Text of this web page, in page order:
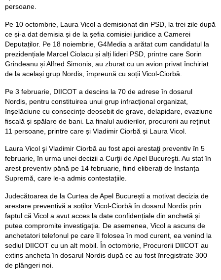
persoane.
Pe 10 octombrie, Laura Vicol a demisionat din PSD, la trei zile după
ce și-a dat demisia și de la șefia comisiei juridice a Camerei
Deputaților. Pe 18 noiembrie, G4Media a arătat cum candidatul la
prezidențiale Marcel Ciolacu și alți lideri PSD, printre care Sorin
Grindeanu și Alfred Simonis, au zburat cu un avion privat închiriat
de la același grup Nordis, împreună cu soții Vicol-Ciorbă.
Pe 3 februarie, DIICOT a descins la 70 de adrese în dosarul
Nordis, pentru constituirea unui grup infracțional organizat,
înșelăciune cu consecințe deosebit de grave, delapidare, evaziune
fiscală și spălare de bani. La finalul audierilor, procurorii au reținut
11 persoane, printre care și Vladimir Ciorbă și Laura Vicol.
Laura Vicol şi Vladimir Ciorbă au fost apoi arestaţi preventiv în 5
februarie, în urma unei decizii a Curţii de Apel Bucureşti. Au stat în
arest preventiv până pe 14 februarie, fiind eliberați de Instanța
Supremă, care le-a admis contestațiile.
Judecătoarea de la Curtea de Apel București a motivat decizia de
arestare preventivă a soților Vicol-Ciorbă în dosarul Nordis prin
faptul că Vicol a avut acces la date confidențiale din anchetă și
putea compromite investigația. De asemenea, Vicol a ascuns de
anchetatori telefonul pe care îl folosea în mod curent, ea venind la
sediul DIICOT cu un alt mobil. În octombrie, Procurorii DIICOT au
extins ancheta în dosarul Nordis după ce au fost înregistrate 300
de plângeri noi.